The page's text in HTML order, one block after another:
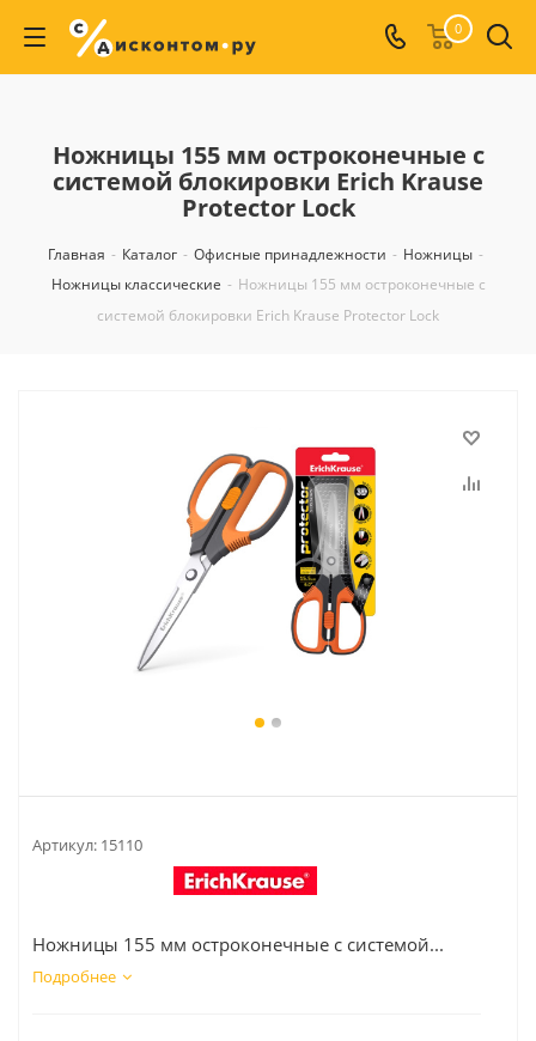
0
Ножницы 155 мм остроконечные с
системой блокировки Erich Krause
Protector Lock
Главная - Каталог - Офисные принадлежности - Ножницы -
Ножницы классические - Ножницы 155 мм остроконечные с
системой блокировки Erich Krause Protector Lock
Артикул: 15110
Ножницы 155 мм остроконечные с системой...
Подробнее